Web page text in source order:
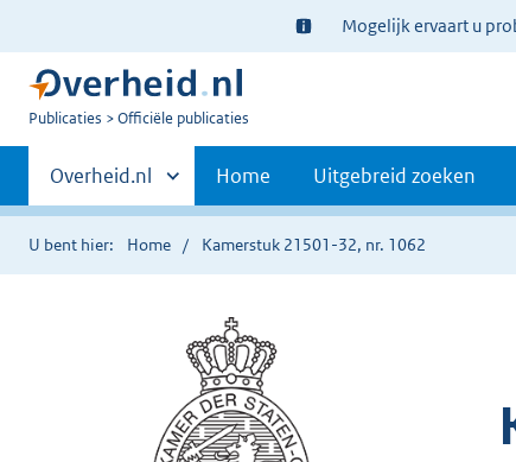
Ter
informatie:
Mogelijk ervaart u
U
Publicaties Officiële publicaties
Primaire
navigatie
Andere
sites
binnen
Overheid.nl Home Uitgebreid zoeken
U bent hier: Home Kamerstuk 21501-32, nr. 1062